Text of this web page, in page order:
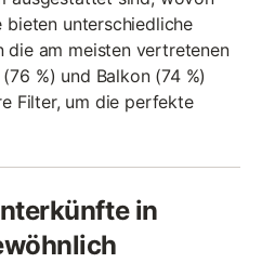
bieten unterschiedliche
die am meisten vertretenen
%) und Balkon (74 %)
Filter, um die perfekte
in